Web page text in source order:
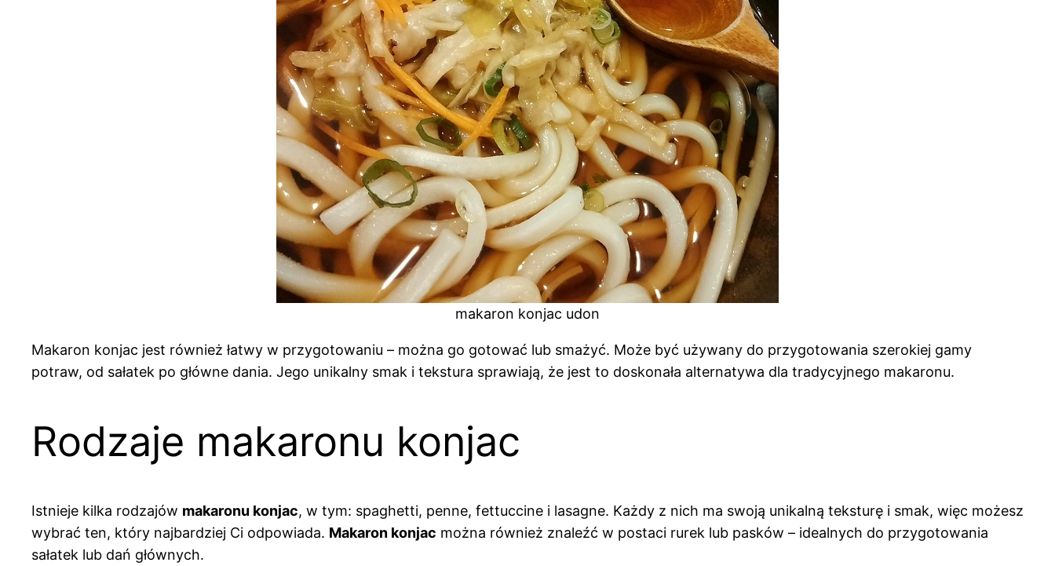
makaron konjac udon
Makaron konjac jest również łatwy w przygotowaniu – można go gotować lub smażyć. Może być używany do przygotowania szerokiej gamy
potraw, od sałatek po główne dania. Jego unikalny smak i tekstura sprawiają, że jest to doskonała alternatywa dla tradycyjnego makaronu.
Rodzaje makaronu konjac
Istnieje kilka rodzajów makaronu konjac, w tym: spaghetti, penne, fettuccine i lasagne. Każdy z nich ma swoją unikalną teksturę i smak, więc możesz
wybrać ten, który najbardziej Ci odpowiada. Makaron konjac można również znaleźć w postaci rurek lub pasków – idealnych do przygotowania
sałatek lub dań głównych.